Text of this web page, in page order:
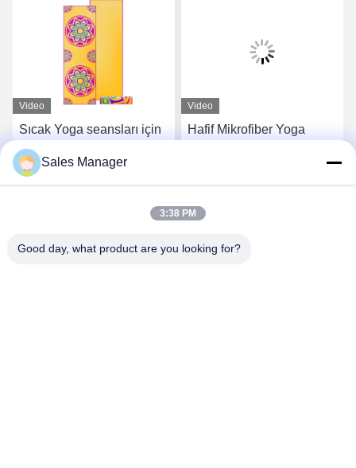
Video
Sıcak Yoga seansları için
yüksek emici yumuşak
dokulu yoga havlu
Video
Hafif Mikrofiber Yoga
Sales Manager
3:38 PM
Good day, what product are you looking for?